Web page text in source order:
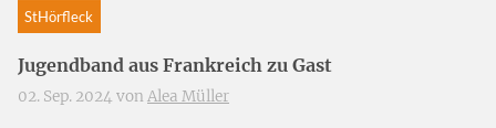
StHörfleck
Jugendband aus Frankreich zu Gast
02. Sep. 2024 von Alea Müller